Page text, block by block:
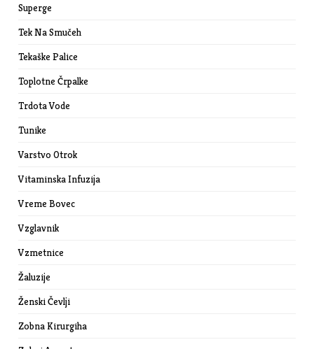
Superge
Tek Na Smučeh
Tekaške Palice
Toplotne Črpalke
Trdota Vode
Tunike
Varstvo Otrok
Vitaminska Infuzija
Vreme Bovec
Vzglavnik
Vzmetnice
Žaluzije
Ženski Čevlji
Zobna Kirurgiha